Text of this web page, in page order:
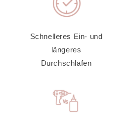
Schnelleres Ein- und
längeres
Durchschlafen